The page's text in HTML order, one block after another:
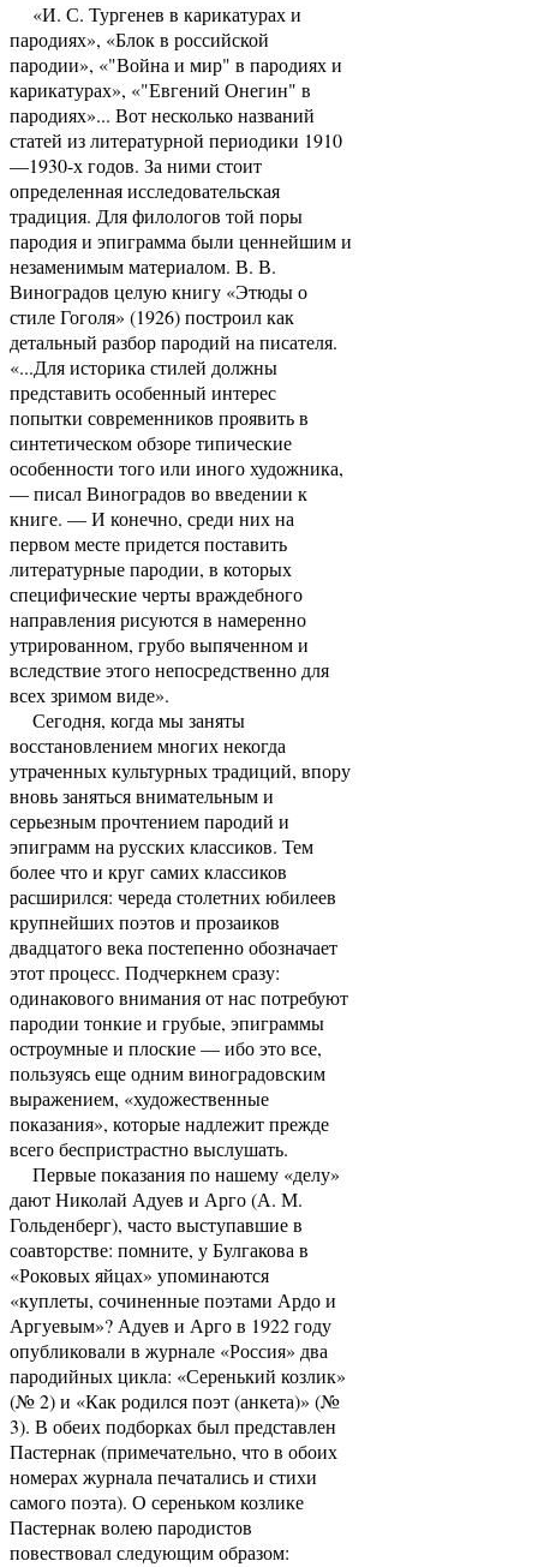
«И. С. Тургенев в карикатурах и
пародиях», «Блок в российской
пародии», «"Война и мир" в пародиях и
карикатурах», «"Евгений Онегин" в
пародиях»... Вот несколько названий
статей из литературной периодики 1910
—1930-х годов. За ними стоит
определенная исследовательская
традиция. Для филологов той поры
пародия и эпиграмма были ценнейшим и
незаменимым материалом. В. В.
Виноградов целую книгу «Этюды о
стиле Гоголя» (1926) построил как
детальный разбор пародий на писателя.
«...Для историка стилей должны
представить особенный интерес
попытки современников проявить в
синтетическом обзоре типические
особенности того или иного художника,
— писал Виноградов во введении к
книге. — И конечно, среди них на
первом месте придется поставить
литературные пародии, в которых
специфические черты враждебного
направления рисуются в намеренно
утрированном, грубо выпяченном и
вследствие этого непосредственно для
всех зримом виде».
Сегодня, когда мы заняты
восстановлением многих некогда
утраченных культурных традиций, впору
вновь заняться внимательным и
серьезным прочтением пародий и
эпиграмм на русских классиков. Тем
более что и круг самих классиков
расширился: череда столетних юбилеев
крупнейших поэтов и прозаиков
двадцатого века постепенно обозначает
этот процесс. Подчеркнем сразу:
одинакового внимания от нас потребуют
пародии тонкие и грубые, эпиграммы
остроумные и плоские — ибо это все,
пользуясь еще одним виноградовским
выражением, «художественные
показания», которые надлежит прежде
всего беспристрастно выслушать.
Первые показания по нашему «делу»
дают Николай Адуев и Арго (А. М.
Гольденберг), часто выступавшие в
соавторстве: помните, у Булгакова в
«Роковых яйцах» упоминаются
«куплеты, сочиненные поэтами Ардо и
Аргуевым»? Адуев и Арго в 1922 году
опубликовали в журнале «Россия» два
пародийных цикла: «Серенький козлик»
(№ 2) и «Как родился поэт (анкета)» (№
3). В обеих подборках был представлен
Пастернак (примечательно, что в обоих
номерах журнала печатались и стихи
самого поэта). О сереньком козлике
Пастернак волею пародистов
повествовал следующим образом: